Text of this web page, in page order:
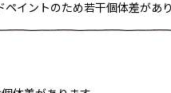
イントのため若干個体差があ